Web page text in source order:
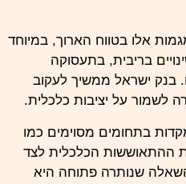
אלו בטווח הארוך, במיוחד
בריבית, בתעסוקה
בנק ישראל ממשיך לעקוב
לשמור על יציבות כלכלית.
בתחומים מסוימים כמו
ההתאוששות הכלכלית לצד
שנותרה פתוחה היא